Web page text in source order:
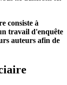
consiste à
travail d'enquête
auteurs afin de